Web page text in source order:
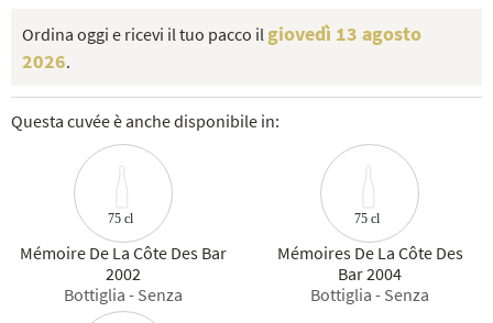
Ordina oggi e ricevi il tuo pacco il giovedì 13 agosto
2026.
Questa cuvée è anche disponibile in:
75 cl
Mémoire De La Côte Des Bar
2002
Bottiglia - Senza
75 cl
Mémoires De La Côte Des
Bar 2004
Bottiglia - Senza